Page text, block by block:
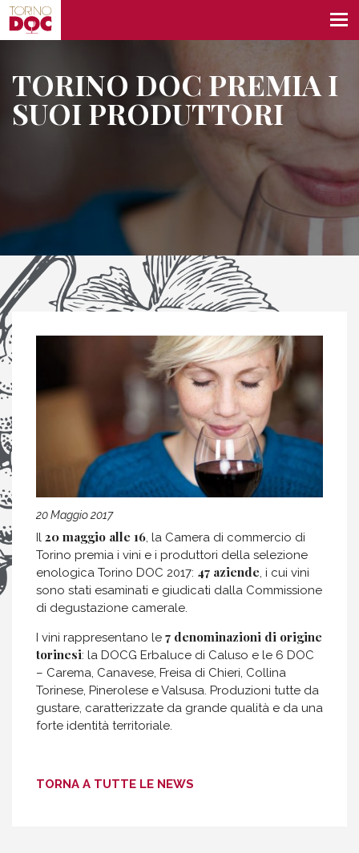
TORINO DOC PREMIA I
SUOI PRODUTTORI
20 Maggio 2017
Il 20 maggio alle 16, la Camera di commercio di
Torino premia i vini e i produttori della selezione
enologica Torino DOC 2017: 47 aziende, i cui vini
sono stati esaminati e giudicati dalla Commissione
di degustazione camerale.
I vini rappresentano le 7 denominazioni di origine
torinesi: la DOCG Erbaluce di Caluso e le 6 DOC
– Carema, Canavese, Freisa di Chieri, Collina
Torinese, Pinerolese e Valsusa. Produzioni tutte da
gustare, caratterizzate da grande qualità e da una
forte identità territoriale.
TORNA A TUTTE LE NEWS